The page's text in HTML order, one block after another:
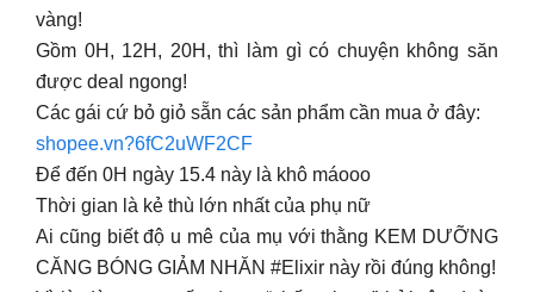
vàng!
Gồm 0H, 12H, 20H, thì làm gì có chuyện không săn
được deal ngong!
Các gái cứ bỏ giỏ sẵn các sản phẩm cần mua ở đây:
shopee.vn?6fC2uWF2CF
Để đến 0H ngày 15.4 này là khô máooo
Thời gian là kẻ thù lớn nhất của phụ nữ
Ai cũng biết độ u mê của mụ với thằng KEM DƯỠNG
CĂNG BÓNG GIẢM NHĂN #Elixir này rồi đúng không!